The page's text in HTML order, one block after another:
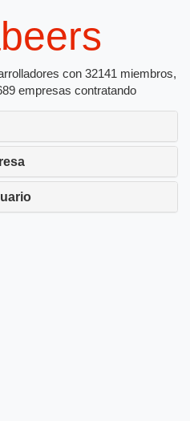
con 32141 miembros,
empresas contratando